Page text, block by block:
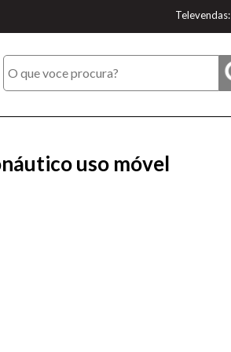
Televendas:
uso móvel